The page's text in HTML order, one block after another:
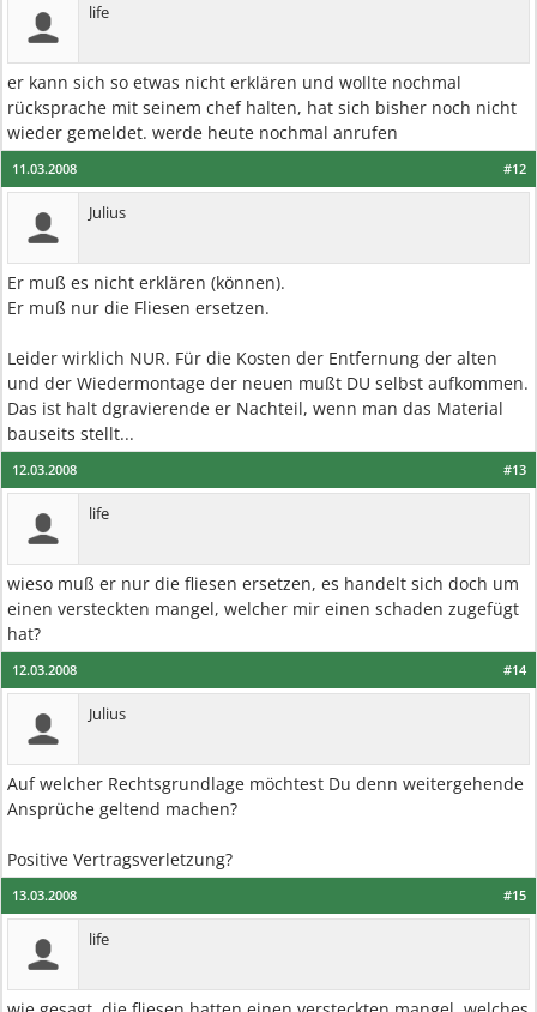
life
er kann sich so etwas nicht erklären und wollte nochmal
rücksprache mit seinem chef halten, hat sich bisher noch nicht
wieder gemeldet. werde heute nochmal anrufen
#12
11.03.2008
Julius
Er muß es nicht erklären (können).
Er muß nur die Fliesen ersetzen.
Leider wirklich NUR. Für die Kosten der Entfernung der alten
und der Wiedermontage der neuen mußt DU selbst aufkommen.
Das ist halt dgravierende er Nachteil, wenn man das Material
bauseits stellt...
#13
12.03.2008
life
wieso muß er nur die fliesen ersetzen, es handelt sich doch um
einen versteckten mangel, welcher mir einen schaden zugefügt
hat?
#14
12.03.2008
Julius
Auf welcher Rechtsgrundlage möchtest Du denn weitergehende
Ansprüche geltend machen?
Positive Vertragsverletzung?
#15
13.03.2008
life